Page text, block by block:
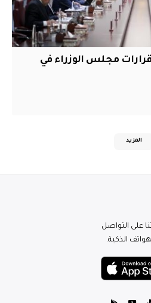
مجلس الوزراء في
المزيد
على التواصل
الذكية.